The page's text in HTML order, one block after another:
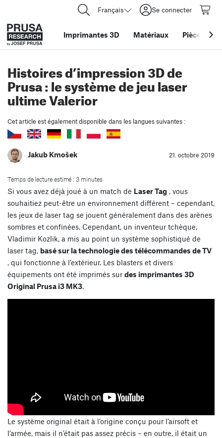
Français Se connecter
Imprimantes 3D Matériaux Pièces &
Histoires d’impression 3D de
Prusa : le système de jeu laser
ultime Valerior
Cet article est également disponible dans les langues suivantes :
Jakub Kmošek 21. octobre 2019
Temps de lecture estimé : 3 minutes
Si vous avez déjà joué à un match de Laser Tag , vous
souhaitiez peut-être un environnement différent – cependant,
les jeux de laser tag se jouent généralement dans des arènes
sombres et confinées. Cependant, un inventeur tchèque,
Vladimir Kozlik, a mis au point un système sophistiqué de
laser tag, basé sur la technologie des télécommandes de TV
, qui fonctionne à l’extérieur. Les blasters et divers
équipements ont été imprimés sur des imprimantes 3D
Original Prusa i3 MK3.
Le système original était à l’origine conçu pour l’airsoft et
l’armée, mais il n’était pas assez précis – en outre, il était un